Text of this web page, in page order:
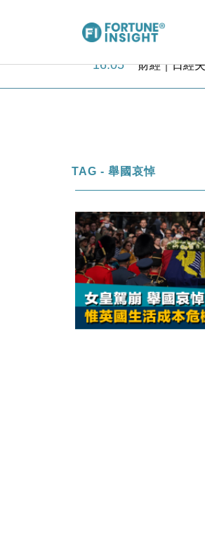
16:05 財經｜日經
15:59 財經｜SA售
11:30 財經｜精星
16:47 本地｜假冒
16:05 財經｜日經
15:47 財經｜恒隆
15:11 財經｜韓股
13:44 財經｜內地7
12:44 財經｜日本
11:12 國際｜特朗
TAG - 舉國哀悼